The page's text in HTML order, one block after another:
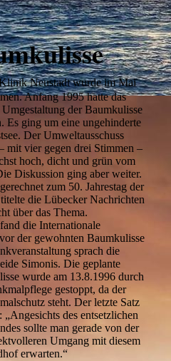
Neustadt wurde im Mai
Anfang 1995 hatte das
der Baumkulisse
Es ging um eine ungehinderte
Der Umweltausschuss
mit vier gegen drei Stimmen –
hoch, dicht und grün vom
Diskussion ging aber weiter.
zum 50. Jahrestag der
die Lübecker Nachrichten
über das Thema.
die Internationale
der gewohnten Baumkulisse
sprach die
Simonis. Die geplante
wurde am 13.8.1996 durch
gestoppt, da der
steht. Der letzte Satz
des entsetzlichen
sollte man gerade von der
Umgang mit diesem
erwarten.“